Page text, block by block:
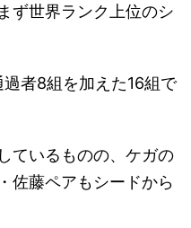
ず世界ランク上位のシ
者8組を加えた16組で
ているものの、ケガの
佐藤ペアもシードから